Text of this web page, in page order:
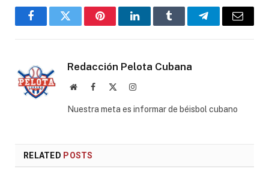
FacebookTwitter PinterestLinkedInTumblr TelegramEmail
Redacción Pelota Cubana
WebsiteFacebook Instagram
Nuestra meta es informar de béisbol cubano
RELATED POSTS